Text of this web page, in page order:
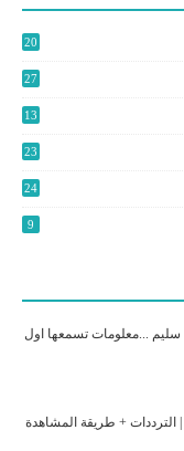
20
27
13
23
24
9
سليم ...معلومات تسمعها اول
القنوات الناقلة لكأس العالم 2026 | الترددات + طريقة المشاهدة